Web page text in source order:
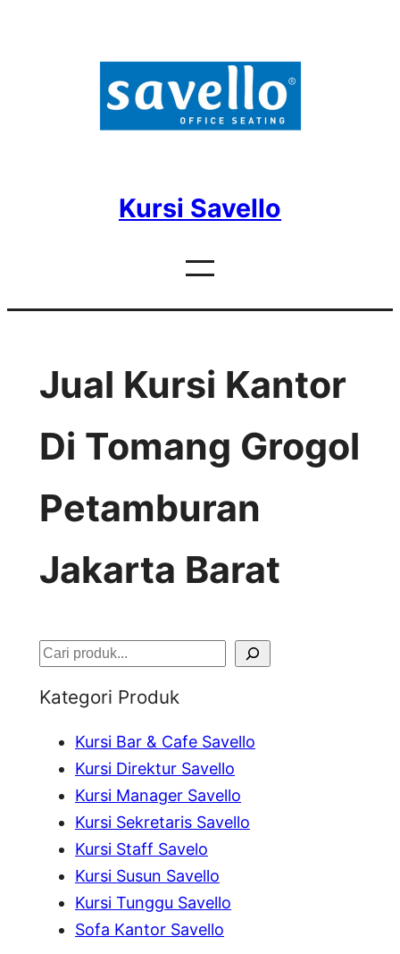
Kursi Savello
Jual Kursi Kantor
Di Tomang Grogol
Petamburan
Jakarta Barat
S
Kategori Produk
Kursi Bar & Cafe Savello
Kursi Direktur Savello
Kursi Manager Savello
Kursi Sekretaris Savello
Kursi Staff Savelo
Kursi Susun Savello
Kursi Tunggu Savello
Sofa Kantor Savello